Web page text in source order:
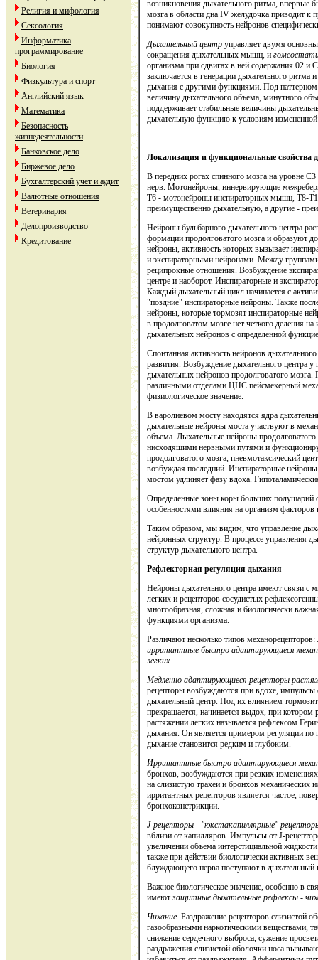
Религия и мифология
Сексология
Информатика
программирование
Биология
Физкультура и спорт
Английский язык
Математика
Безопасность
жизнедеятельности
Банковское дело
Биржевое дело
Бухгалтерский учет и аудит
Валютные отношения
Ветеринария
Делопроизводство
Кредитование
возникновения дыхательного ритма, впервые
мозга в области дна IV желудочка приводит
понимают совокупность нейронов
Дыхательный центр управляет двумя
сокращения дыхательных мышц, и
организма при сдвигах в ней содержания 02 и
заключается в генерации дыхательного ритма
дыхания с другими функциями. Под паттерном
величину дыхательного объема, минутного
поддерживает стабильные величины
дыхательную функцию к условиям
Локализация и функциональные свойства
В передних рогах спинного мозга на уровне
нерв. Мотонейроны, иннервирующие
Т6 - мотонейроны инспираторных мышц, T8-
преимущественно дыхательную, а другие -
Нейроны бульбарного дыхательного центра
формации продолговатого мозга и образуют
нейроны, активность которых вызывает
и экспираторными нейронами. Между
реципрокные отношения. Возбуждение
центре и наоборот. Инспираторные и
Каждый дыхательный цикл начинается с
"поздние" инспираторные нейроны. Также
нейроны, которые тормозят инспираторные
в продолговатом мозге нет четкого деления
дыхательных нейронов с определенной
Спонтанная активность нейронов
развития. Возбуждение дыхательного центра
дыхательных нейронов продолговатого
различными отделами ЦНС пейсмекерный
физиологическое значение.
В варолиевом мосту находятся ядра
дыхательные нейроны моста участвуют в
объема. Дыхательные нейроны
нисходящими нервными путями и
продолговатого мозга, пневмотаксический
возбуждая последний. Инспираторные
мостом удлиняет фазу вдоха.
Определенные зоны коры больших полушарий
особенностями влияния на организм
Таким образом, мы видим, что управление
нейронных структур. В процессе управления
структур дыхательного центра.
Рефлекторная регуляция дыхания
Нейроны дыхательного центра имеют связи с
легких и рецепторов сосудистых
многообразная, сложная и биологически
функциями организма.
Различают несколько типов механорецепторов:
ирритантные быстро адаптирующиеся
легких.
Медленно адаптирующиеся рецепторы
рецепторы возбуждаются при вдохе,
дыхательный центр. Под их влиянием
прекращается, начинается выдох, при
растяжении легких называется рефлексом
дыхания. Он является примером регуляции
дыхание становится редким и глубоким.
Ирритантные быстро адаптирующиеся
бронхов, возбуждаются при резких
на слизистую трахеи и бронхов механических
ирритантных рецепторов является частое,
бронхоконстрикции.
J-рецепторы - "юкстакапиллярные"
вблизи от капилляров. Импульсы от J-
увеличении объема интерстициальной
также при действии биологически активных
блуждающего нерва поступают в
Важное биологическое значение, особенно в
имеют защитные дыхательные рефлексы -
Чихание. Раздражение рецепторов слизистой
газообразными наркотическими веществами,
снижение сердечного выброса, сужение
раздражения слизистой оболочки носа